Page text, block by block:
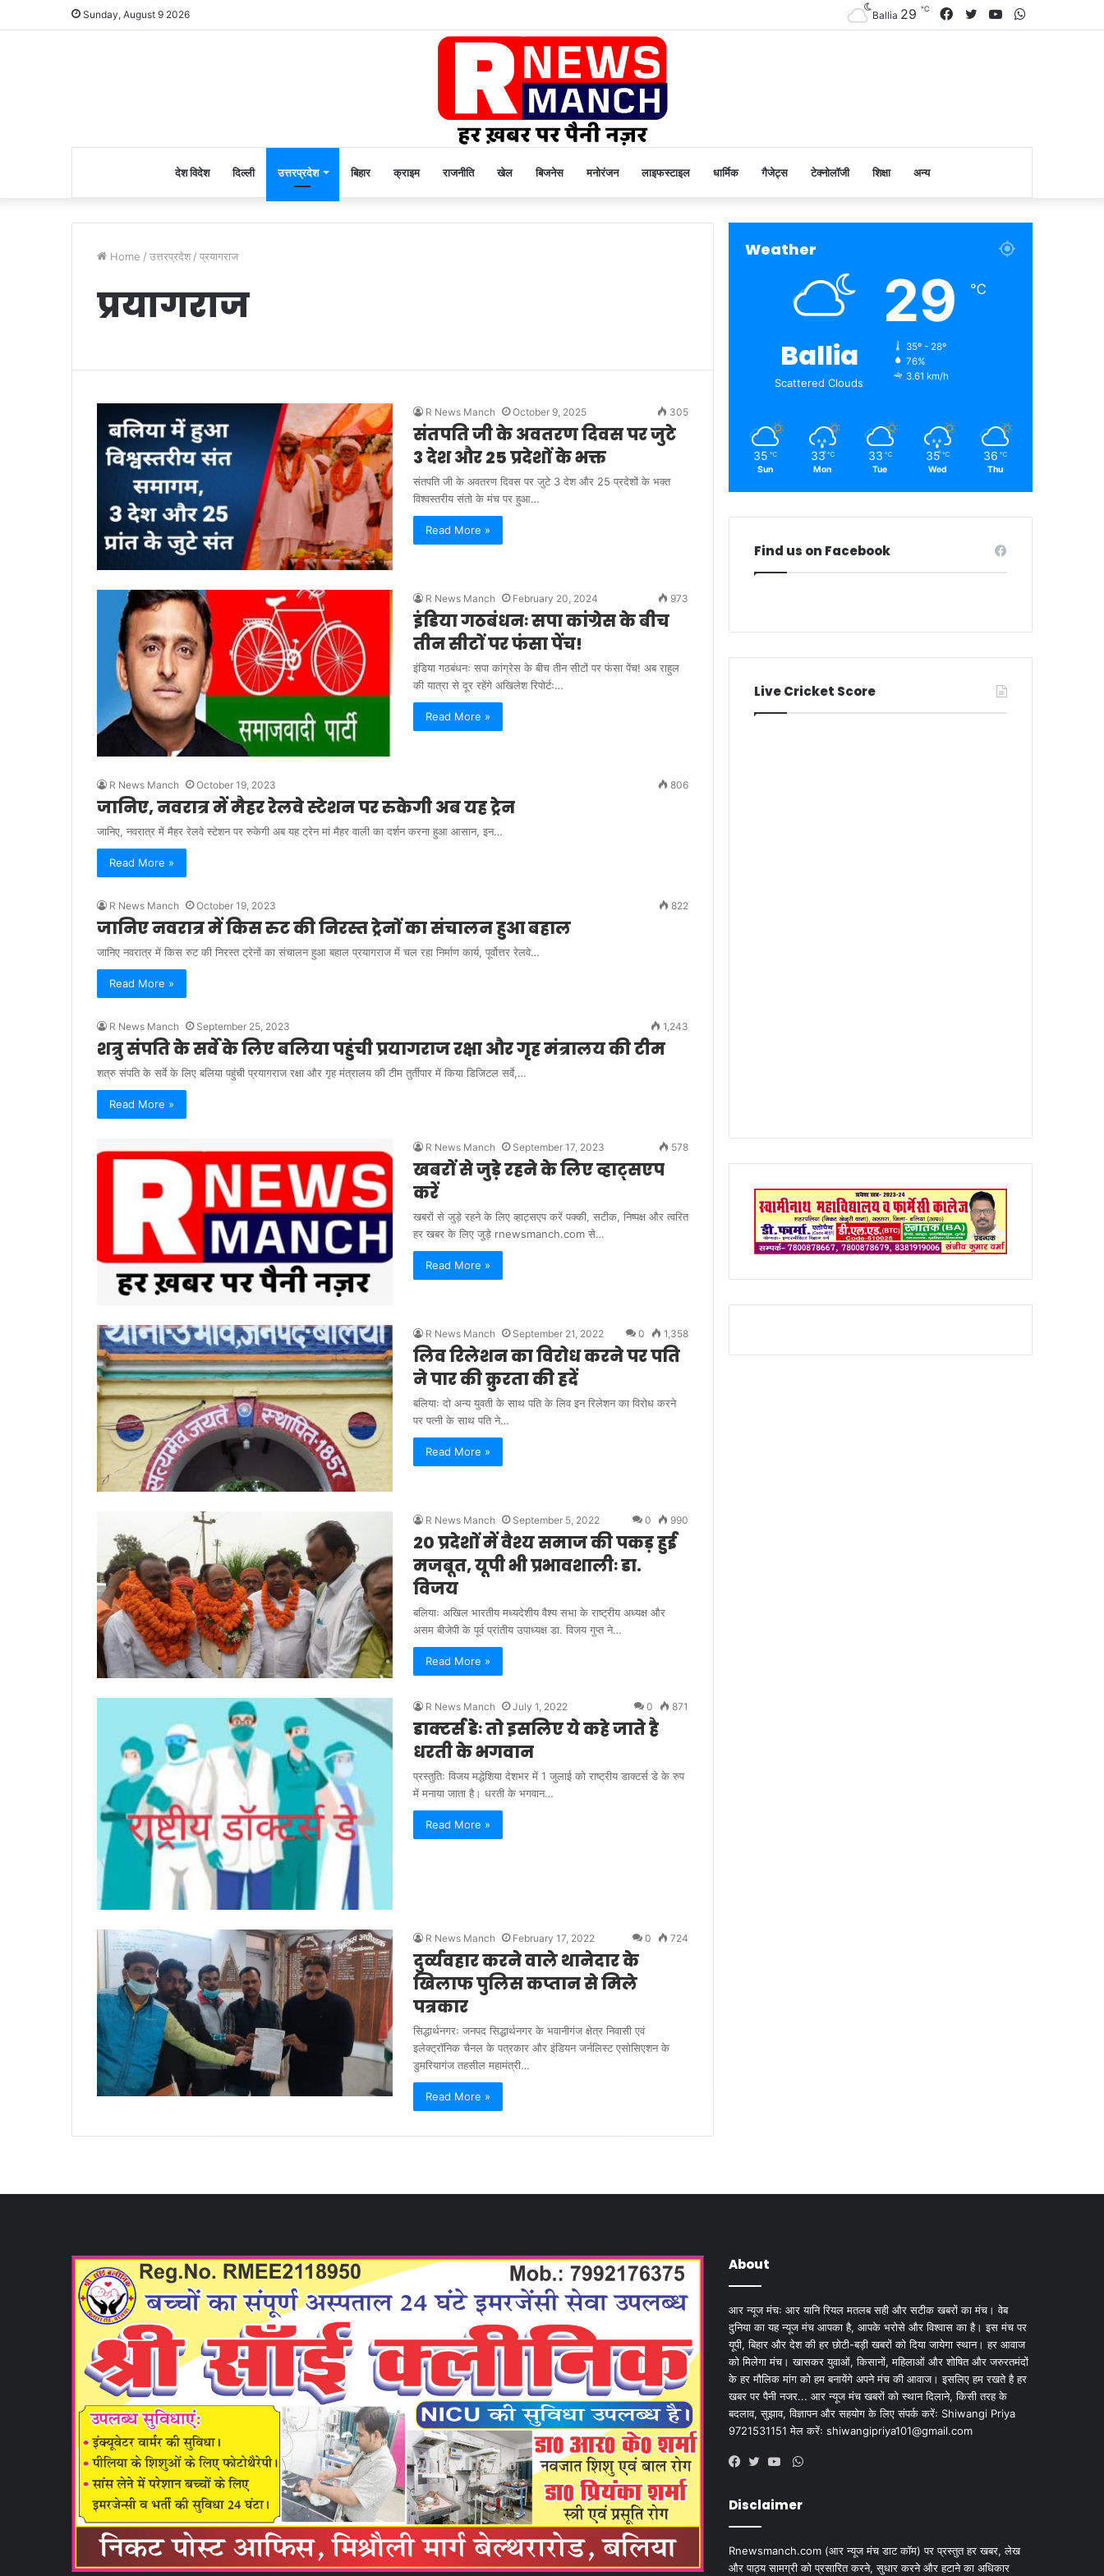
Sunday, August 9 2026 YouTube
Twitter
Facebook
Ballia 29 ℃
देश विदेश दिल्ली उत्तरप्रदेश बिहार क्राइम राजनीति खेल बिजनेस मनोरंजन लाइफस्टाइल धार्मिक गैजेट्स टेक्नोलॉजी शिक्षा अन्य
Home / उत्तरप्रदेश / प्रयागराज
प्रयागराज
R News Manch October 9, 2025 305
संतपति जी के अवतरण दिवस पर जुटे
3 देश और 25 प्रदेशों के भक्त
संतपति जी के अवतरण दिवस पर जुटे 3 देश और 25 प्रदेशों के भक्त
विश्वस्तरीय संतो के मंच पर हुआ…
Read More »
R News Manch February 20, 2024 973
इंडिया गठबंधनः सपा कांग्रेस के बीच
तीन सीटों पर फंसा पेंच!
इंडिया गठबंधनः सपा कांग्रेस के बीच तीन सीटों पर फंसा पेंच! अब राहुल
की यात्रा से दूर रहेंगे अखिलेश रिपोर्टः…
Read More »
R News Manch October 19, 2023 806
जानिए, नवरात्र में मैहर रेलवे स्टेशन पर रुकेगी अब यह ट्रेन
जानिए, नवरात्र में मैहर रेलवे स्टेशन पर रुकेगी अब यह ट्रेन मां मैहर वाली का दर्शन करना हुआ आसान, इन…
Read More »
R News Manch October 19, 2023 822
जानिए नवरात्र में किस रुट की निरस्त ट्रेनों का संचालन हुआ बहाल
जानिए नवरात्र में किस रुट की निरस्त ट्रेनों का संचालन हुआ बहाल प्रयागराज में चल रहा निर्माण कार्य, पूर्वोत्तर रेलवे…
Read More »
R News Manch September 25, 2023 1,243
शत्रु संपति के सर्वे के लिए बलिया पहुंची प्रयागराज रक्षा और गृह मंत्रालय की टीम
शत्रु संपति के सर्वे के लिए बलिया पहुंची प्रयागराज रक्षा और गृह मंत्रालय की टीम तुर्तीपार में किया डिजिटल सर्वे,…
Read More »
R News Manch September 17, 2023 578
खबरों से जुड़े रहने के लिए व्हाट्सएप
करें
खबरों से जुड़े रहने के लिए व्हाट्सएप करें पक्की, सटीक, निष्पक्ष और त्वरित
हर खबर के लिए जुड़े rnewsmanch.com से…
Read More »
R News Manch September 21, 2022 0 1,358
लिव रिलेशन का विरोध करने पर पति
ने पार की क्रुरता की हदें
बलियाः दो अन्य युवती के साथ पति के लिव इन रिलेशन का विरोध करने
पर पत्नी के साथ पति ने…
Read More »
R News Manch September 5, 2022 0 990
20 प्रदेशों में वैश्य समाज की पकड़ हुई
मजबूत, यूपी भी प्रभावशालीः डा.
विजय
बलियाः अखिल भारतीय मध्यदेशीय वैश्य सभा के राष्ट्रीय अध्यक्ष और
असम बीजेपी के पूर्व प्रांतीय उपाध्यक्ष डा. विजय गुप्त ने…
Read More »
R News Manch July 1, 2022 0 871
डाक्टर्स डेः तो इसलिए ये कहे जाते है
धरती के भगवान
प्रस्तुतिः विजय मद्धेशिया देशभर में 1 जुलाई को राष्ट्रीय डाक्टर्स डे के रुप
में मनाया जाता है। धरती के भगवान…
Read More »
R News Manch February 17, 2022 0 724
दुर्व्यवहार करने वाले थानेदार के
खिलाफ पुलिस कप्तान से मिले
पत्रकार
सिद्धार्थनगरः जनपद सिद्धार्थनगर के भवानीगंज क्षेत्र निवासी एवं
इलेक्ट्रॉनिक चैनल के पत्रकार और इंडियन जर्नलिस्ट एसोसिएशन के
डुमरियागंज तहसील महामंत्री…
Read More »
Weather
Ballia
Scattered Clouds
29 ℃
35º - 28º
76%
3.61 km/h
35 ℃
Sun
33 ℃
Mon
33 ℃
Tue
35 ℃
Wed
36 ℃
Thu
Find us on Facebook
Live Cricket Score
About
आर न्यूज मंचः आर यानि रियल मतलब सही और सटीक खबरों का मंच। वेब
दुनिया का यह न्यूज मंच आपका है, आपके भरोसे और विश्वास का है। इस मंच पर
यूपी, बिहार और देश की हर छोटी-बड़ी खबरों को दिया जायेगा स्थान। हर आवाज
को मिलेगा मंच। खासकर युवाओं, किसानों, महिलाओं और शोषित और जरुरतमंदों
के हर मौलिक मांग को हम बनायेंगे अपने मंच की आवाज। इसलिए हम रखते है हर
खबर पर पैनी नजर... आर न्यूज मंच खबरों को स्थान दिलाने, किसी तरह के
बदलाव, सुझाव, विज्ञापन और सहयोग के लिए संपर्क करेंः Shiwangi Priya
9721531151 मेल करेंः shiwangipriya101@gmail.com
WhatsApp
Disclaimer
Rnewsmanch.com (आर न्यूज मंच डाट काॅम) पर प्रस्तुत हर खबर, लेख
और पाठ्य सामग्री को प्रसारित करने, सुधार करने और हटाने का अधिकार